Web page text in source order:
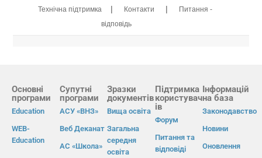
Технічна підтримка | Контакти |
Питання -
відповідь
Основні
програми
Education
WEB-
Education
Супутні
програми
АСУ «ВНЗ»
Веб Деканат
АС «Школа»
Зразки
документів
Вища освіта
Загальна
середня
освіта
Підтримка
користувач
ів
Форум
Питання та
відповіді
Інформацій
на база
Законодавство
Новини
Оновлення